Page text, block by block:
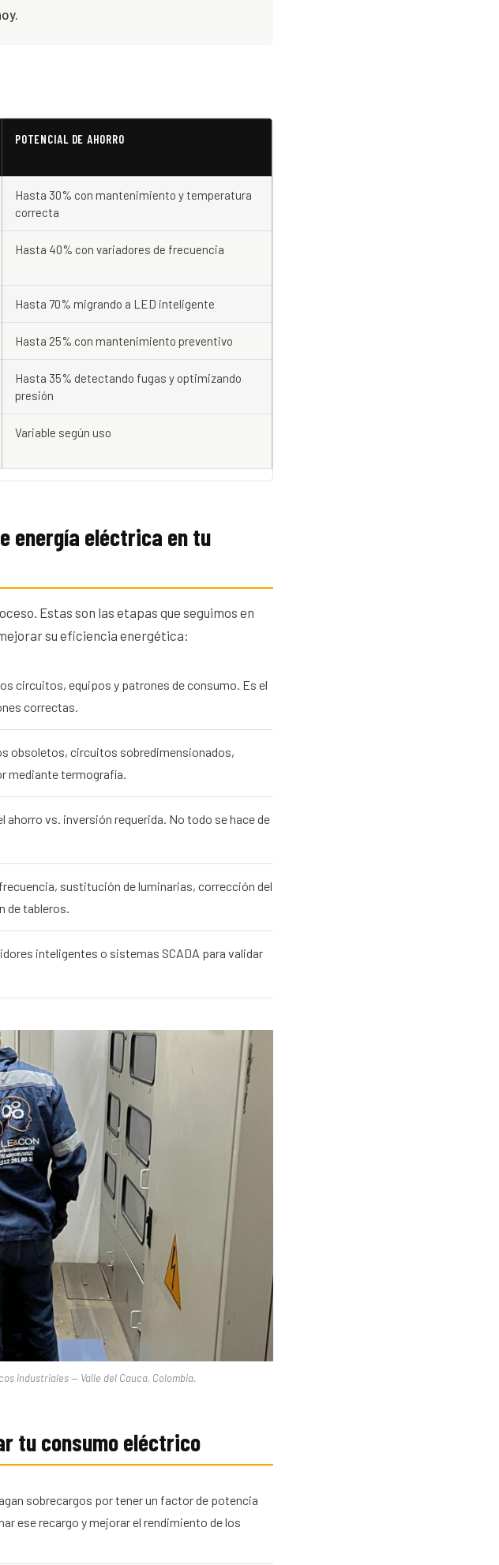
POTENCIAL DE AHORRO
Hasta 30% con mantenimiento y temperatura
correcta
Hasta 40% con variadores de frecuencia
Hasta 70% migrando a LED inteligente
Hasta 25% con mantenimiento preventivo
Hasta 35% detectando fugas y optimizando
presión
Variable según uso
energía eléctrica en tu
Estas son las etapas que seguimos en
su eficiencia energética:
circuitos, equipos y patrones de consumo. Es el
correctas.
obsoletos, circuitos sobredimensionados,
mediante termografía.
ahorro vs. inversión requerida. No todo se hace de
sustitución de luminarias, corrección del
de tableros.
inteligentes o sistemas SCADA para validar
industriales — Valle del Cauca, Colombia.
tu consumo eléctrico
sobrecargos por tener un factor de potencia
ese recargo y mejorar el rendimiento de los